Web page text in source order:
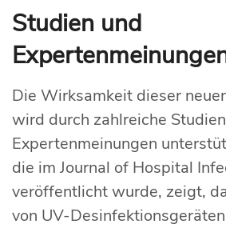
Studien und
Die Wirksamkeit dieser
wird durch zahlreiche
Expertenmeinungen
die im Journal of Hospital
veröffentlicht wurde, zeigt,
von UV-